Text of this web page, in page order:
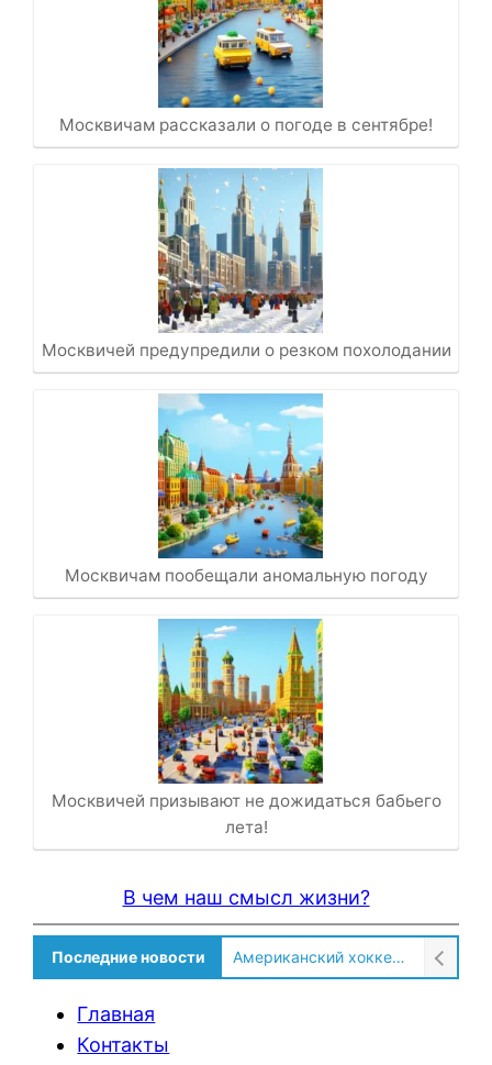
Москвичам рассказали о погоде в сентябре!
Москвичей предупредили о резком похолодании
Москвичам пообещали аномальную погоду
Москвичей призывают не дожидаться бабьего
лета!
В чем наш смысл жизни?
Последние новости Американский хоккеист рассказал о культурном шоке после переезда в Россию!
Главная
Контакты